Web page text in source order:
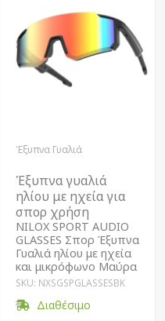
Έξυπνα Γυαλιά
Έξυπνα γυαλιά
ηλίου με ηχεία για
σπορ χρήση
NILOX SPORT AUDIO
GLASSES Σπορ Έξυπνα
Γυαλιά ηλίου με ηχεία
και μικρόφωνο Μαύρα
SKU: NXSGSPGLASSESBK
Διαθέσιμο